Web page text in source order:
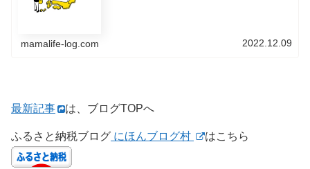
mamalife-log.com 2022.12.09
最新記事 は、ブログTOPへ
ふるさと納税ブログ にほんブログ村 はこちら